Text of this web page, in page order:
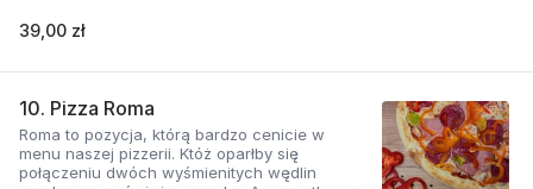
39,00 zł
10. Pizza Roma
Roma to pozycja, którą bardzo cenicie w
menu naszej pizzerii. Któż oparłby się
połączeniu dwóch wyśmienitych wędlin